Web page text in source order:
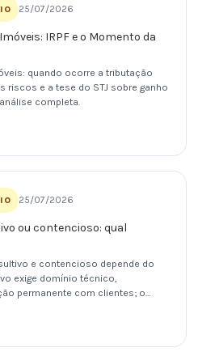
25/07/2026
IRPF e o Momento da
quando ocorre a tributação
riscos e a tese do STJ sobre ganho
completa.
25/07/2026
ou contencioso: qual
e contencioso depende do
exige domínio técnico,
permanente com clientes; o…